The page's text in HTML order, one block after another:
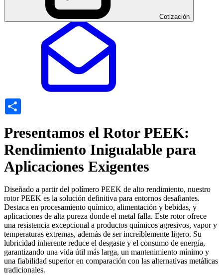
Cotización
Presentamos el Rotor PEEK:
Rendimiento Inigualable para
Aplicaciones Exigentes
Diseñado a partir del polímero PEEK de alto rendimiento, nuestro
rotor PEEK es la solución definitiva para entornos desafiantes.
Destaca en procesamiento químico, alimentación y bebidas, y
aplicaciones de alta pureza donde el metal falla. Este rotor ofrece
una resistencia excepcional a productos químicos agresivos, vapor y
temperaturas extremas, además de ser increíblemente ligero. Su
lubricidad inherente reduce el desgaste y el consumo de energía,
garantizando una vida útil más larga, un mantenimiento mínimo y
una fiabilidad superior en comparación con las alternativas metálicas
tradicionales.